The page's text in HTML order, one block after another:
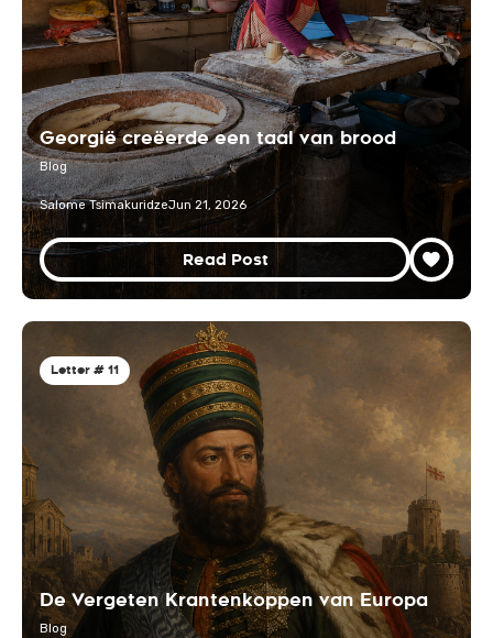
Georgië creëerde een taal van brood
Blog
Salome TsimakuridzeJun 21, 2026
Read Post
Letter # 11
De Vergeten Krantenkoppen van Europa
Blog